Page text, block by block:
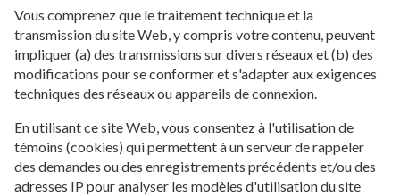
Vous comprenez que le traitement technique et la
transmission du site Web, y compris votre contenu, peuvent
impliquer (a) des transmissions sur divers réseaux et (b) des
modifications pour se conformer et s'adapter aux exigences
techniques des réseaux ou appareils de connexion.
En utilisant ce site Web, vous consentez à l'utilisation de
témoins (cookies) qui permettent à un serveur de rappeler
des demandes ou des enregistrements précédents et/ou des
adresses IP pour analyser les modèles d'utilisation du site